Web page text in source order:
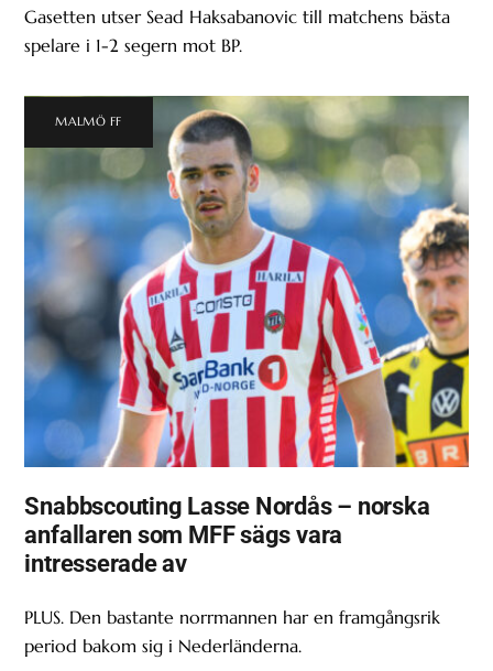
Gasetten utser Sead Haksabanovic till matchens bästa
spelare i 1-2 segern mot BP.
MALMÖ FF
Snabbscouting Lasse Nordås – norska
anfallaren som MFF sägs vara
intresserade av
PLUS. Den bastante norrmannen har en framgångsrik
period bakom sig i Nederländerna.